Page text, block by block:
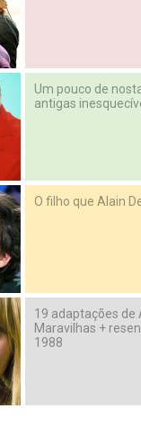
Um pouco de
antigas
O filho que Alain
19 adaptações de
Maravilhas +
1988